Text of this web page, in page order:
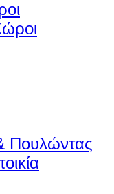
Πουλώντας